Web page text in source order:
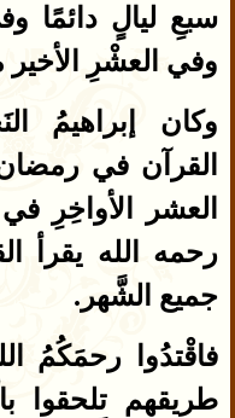
سبعِ ليالٍ
وفي العشْرِ
وكان إبراهيمُ
القرآن في
العشر الأواخِرِ
رحمه الله يقرأ
جميع الشَّهر.
فاقْتدُوا رحمَكُمُ
طريقهم تلحقوا